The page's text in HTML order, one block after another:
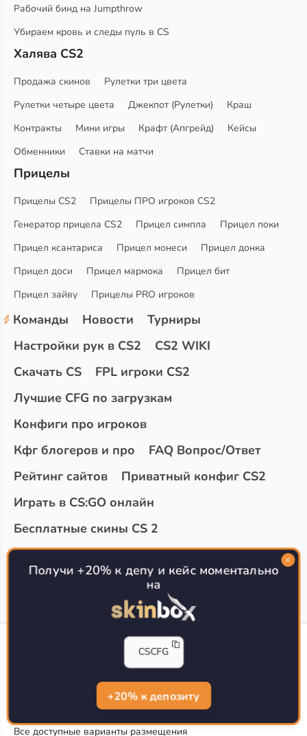
Рабочий бинд на Jumpthrow
Убираем кровь и следы пуль в CS
Халява CS2
Продажа скинов
Рулетки три цвета
Рулетки четыре цвета
Джекпот (Рулетки)
Краш
Контракты
Мини игры Крафт (Апгрейд)
Кейсы
Обменники
Ставки на матчи
Прицелы
Прицелы CS2
Прицелы ПРО игроков CS2
Генератор прицела CS2
Прицел симпла
Прицел поки
Прицел ксантариса
Прицел монеси
Прицел донка
Прицел доси
Прицел мармока
Прицел бит
Прицел зайву
Прицелы PRO игроков
Команды Новости
Турниры
Настройки рук в CS2
CS2 WIKI
Скачать CS
FPL игроки CS2
Лучшие CFG по загрузкам
Конфиги про игроков
Кфг блогеров и про
FAQ Вопрос/Ответ
Рейтинг сайтов
Приватный конфиг CS2
Играть в CS:GO онлайн
Бесплатные скины CS 2
Топ сайтов с халявой КС 2
О проекте
CS-CONFIG.com © 2020-2026 г.
Политика конфиденциальности
РЕКЛАМА НА САЙТЕ
Все доступные варианты размещения
Получи +20% к депу и кейс моментально
на
CSCFG
+20% к депозиту